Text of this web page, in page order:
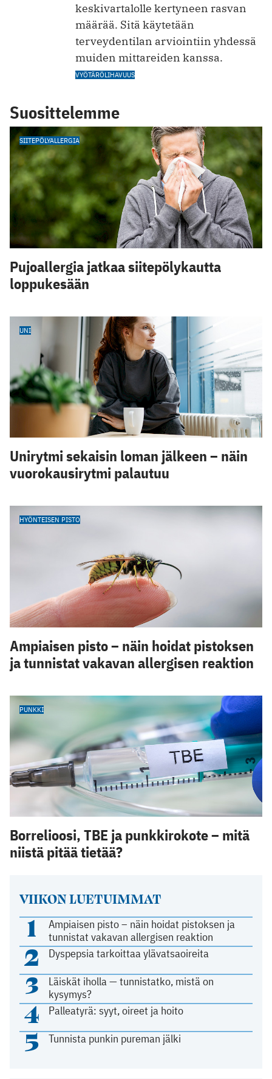
VIIKON LUETUIMMAT
1
Ampiaisen pisto – näin hoidat pistoksen ja
tunnistat vakavan allergisen reaktion
2 Dyspepsia tarkoittaa ylävatsaoireita
3
Läiskät iholla — tunnistatko, mistä on
kysymys?
4 Palleatyrä: syyt, oireet ja hoito
5 Tunnista punkin pureman jälki
keskivartalolle kertyneen rasvan
määrää. Sitä käytetään
terveydentilan arviointiin yhdessä
muiden mittareiden kanssa.
VYÖTÄRÖLIHAVUUS
Suosittelemme
SIITEPÖLYALLERGIA
Pujoallergia jatkaa siitepölykautta
loppukesään
UNI
Unirytmi sekaisin loman jälkeen – näin
vuorokausirytmi palautuu
HYÖNTEISEN PISTO
Ampiaisen pisto – näin hoidat pistoksen
ja tunnistat vakavan allergisen reaktion
PUNKKI
Borrelioosi, TBE ja punkkirokote – mitä
niistä pitää tietää?